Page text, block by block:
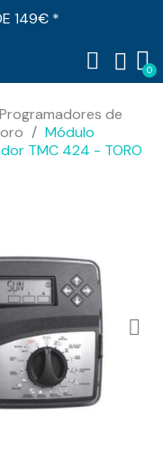
149€ *
Programadores de
Módulo
TMC 424 - TORO